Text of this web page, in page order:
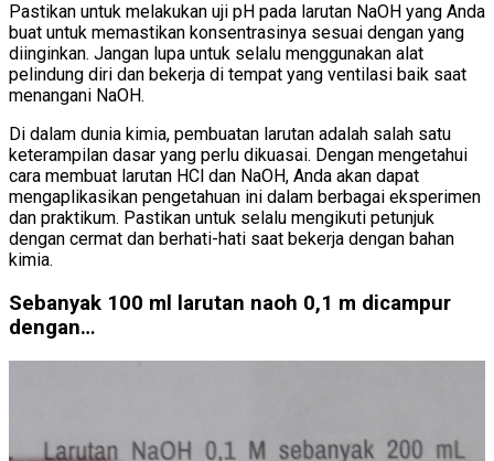
Pastikan untuk melakukan uji pH pada larutan NaOH yang Anda
buat untuk memastikan konsentrasinya sesuai dengan yang
diinginkan. Jangan lupa untuk selalu menggunakan alat
pelindung diri dan bekerja di tempat yang ventilasi baik saat
menangani NaOH.
Di dalam dunia kimia, pembuatan larutan adalah salah satu
keterampilan dasar yang perlu dikuasai. Dengan mengetahui
cara membuat larutan HCl dan NaOH, Anda akan dapat
mengaplikasikan pengetahuan ini dalam berbagai eksperimen
dan praktikum. Pastikan untuk selalu mengikuti petunjuk
dengan cermat dan berhati-hati saat bekerja dengan bahan
kimia.
Sebanyak 100 ml larutan naoh 0,1 m dicampur
dengan…